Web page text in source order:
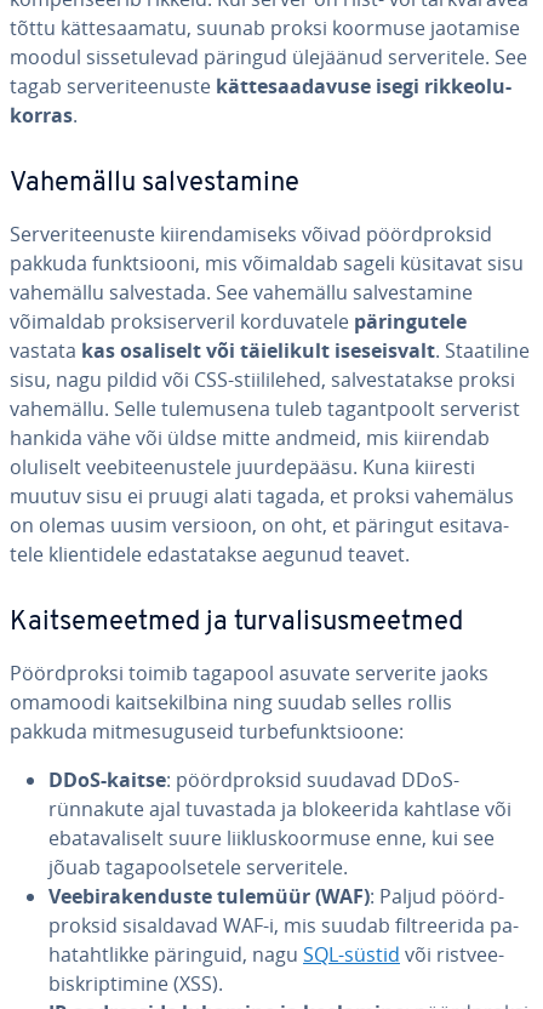
tõttu kät­te­saa­matu, suunab proksi koormuse jaotamise
moodul sis­se­tu­le­vad päringud ülejäänud ser­ve­ri­tele. See
tagab ser­ve­ri­tee­nuste kät­te­saa­da­vuse isegi rik­ke­olu­
kor­ras.
Vahemällu sal­ves­ta­mine
Ser­ve­ri­tee­nuste kii­ren­da­miseks võivad pöörd­prok­sid
pakkuda funkt­siooni, mis võimaldab sageli küsitavat sisu
vahemällu sal­ves­tada. See vahemällu sal­ves­ta­mine
võimaldab prok­si­ser­ve­ril kor­du­va­tele pä­rin­gu­tele
vastata kas osaliselt või täie­li­kult ise­seis­valt. Staa­ti­line
sisu, nagu pildid või CSS-stii­li­le­hed, sal­ves­ta­takse proksi
vahemällu. Selle tu­le­mu­sena tuleb ta­gant­poolt serverist
hankida vähe või üldse mitte andmeid, mis kiirendab
oluliselt vee­bi­tee­nus­tele juur­de­pääsu. Kuna kiiresti
muutuv sisu ei pruugi alati tagada, et proksi vahemälus
on olemas uusim versioon, on oht, et päringut esi­ta­va­
tele klien­ti­dele edas­ta­takse aegunud teavet.
Kait­se­meet­med ja tur­va­li­sus­meet­med
Pöörd­proksi toimib tagapool asuvate serverite jaoks
omamoodi kait­se­kil­bina ning suudab selles rollis
pakkuda mit­me­su­gu­seid tur­be­funkt­sioone:
DDoS-kaitse: pöörd­prok­sid suudavad DDoS-
rünnakute ajal tuvastada ja blo­kee­rida kahtlase või
eba­ta­va­li­selt suure liik­lus­koor­muse enne, kui see
jõuab ta­ga­pool­se­tele ser­ve­ri­tele.
Vee­bi­ra­ken­duste tulemüür (WAF): Paljud pöörd­
prok­sid si­sal­da­vad WAF-i, mis suudab filt­ree­rida pa­
ha­taht­likke päringuid, nagu SQL-süstid või rist­vee­
bisk­rip­ti­mine (XSS).